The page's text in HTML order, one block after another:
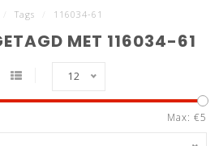
Tags 116034-61
MET 116034-61
12
Max: €5